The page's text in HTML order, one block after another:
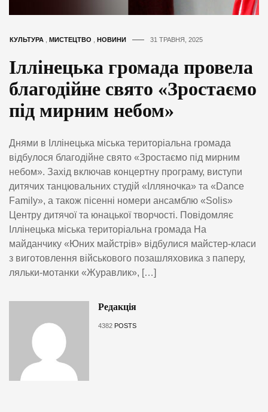
КУЛЬТУРА МИСТЕЦТВО НОВИНИ 31 ТРАВНЯ, 2025
Іллінецька громада провела
благодійне свято «Зростаємо
під мирним небом»
Днями в Іллінецька міська територіальна громада
відбулося благодійне свято «Зростаємо під мирним
небом». Захід включав концертну програму, виступи
дитячих танцювальних студій «Ілляночка» та «Dance
Family», а також пісенні номери ансамблю «Solis»
Центру дитячої та юнацької творчості. Повідомляє
Іллінецька міська територіальна громада На
майданчику «Юних майстрів» відбулися майстер-класи
з виготовлення військового позашляховика з паперу,
ляльки-мотанки «Журавлик», […]
Редакція
4382 POSTS